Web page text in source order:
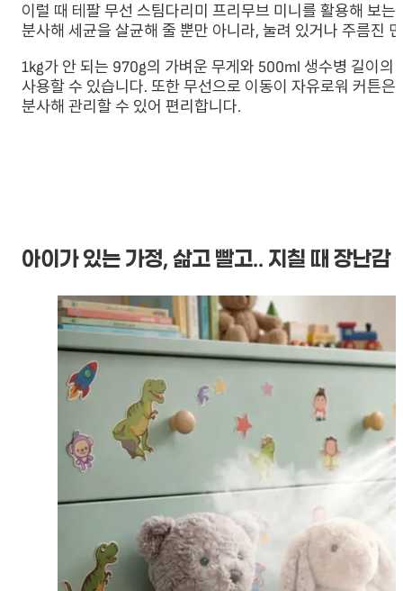
이럴 때 테팔 무선 스팀다리미 프리무브 미니를 활용해 보
분사해 세균을 살균해 줄 뿐만 아니라, 눌려 있거나 주름진
1kg가 안 되는 970g의 가벼운 무게와 500ml 생수병 길이
사용할 수 있습니다. 또한 무선으로 이동이 자유로워 커튼
분사해 관리할 수 있어 편리합니다.
아이가 있는 가정, 삶고 빨고.. 지칠 때 장난감